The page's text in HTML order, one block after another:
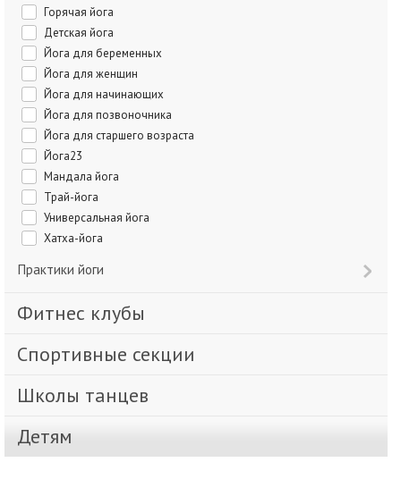
Горячая йога
Детская йога
Йога для беременных
Йога для женщин
Йога для начинающих
Йога для позвоночника
Йога для старшего возраста
Йога23
Мандала йога
Трай-йога
Универсальная йога
Хатха-йога
Практики йоги
Фитнес клубы
Спортивные секции
Школы танцев
Детям